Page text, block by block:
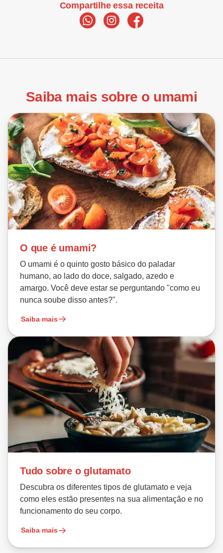
Compartilhe essa receita
Saiba mais sobre o umami
O que é umami?
O umami é o quinto gosto básico do paladar
humano, ao lado do doce, salgado, azedo e
amargo. Você deve estar se perguntando "como eu
nunca soube disso antes?".
Saiba mais
Tudo sobre o glutamato
Descubra os diferentes tipos de glutamato e veja
como eles estão presentes na sua alimentação e no
funcionamento do seu corpo.
Saiba mais